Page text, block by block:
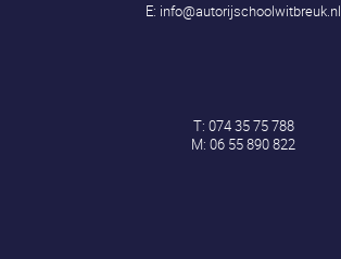
E: info@autorijschoolwitbreuk.nl
T: 074 35 75 788
M: 06 55 890 822